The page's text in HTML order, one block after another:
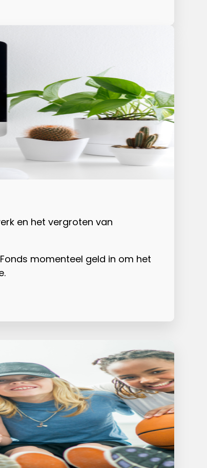
en het vergroten van
momenteel geld in om het